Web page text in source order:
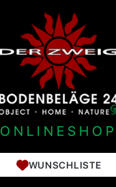
ONLINESHOP
WUNSCHLISTE